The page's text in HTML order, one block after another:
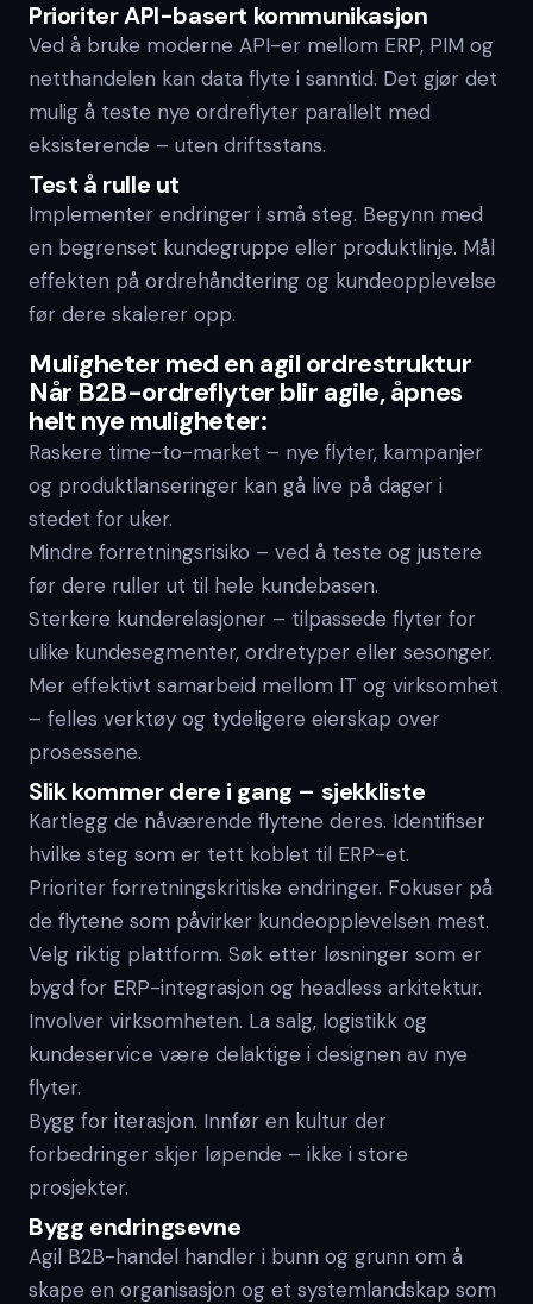
Prioriter API-basert kommunikasjon
Ved å bruke moderne API-er mellom ERP, PIM og
netthandelen kan data flyte i sanntid. Det gjør det
mulig å teste nye ordreflyter parallelt med
eksisterende – uten driftsstans.
Test å rulle ut
Implementer endringer i små steg. Begynn med
en begrenset kundegruppe eller produktlinje. Mål
effekten på ordrehåndtering og kundeopplevelse
før dere skalerer opp.
Muligheter med en agil ordrestruktur
Når B2B-ordreflyter blir agile, åpnes
helt nye muligheter:
Raskere time-to-market – nye flyter, kampanjer
og produktlanseringer kan gå live på dager i
stedet for uker.
Mindre forretningsrisiko – ved å teste og justere
før dere ruller ut til hele kundebasen.
Sterkere kunderelasjoner – tilpassede flyter for
ulike kundesegmenter, ordretyper eller sesonger.
Mer effektivt samarbeid mellom IT og virksomhet
– felles verktøy og tydeligere eierskap over
prosessene.
Slik kommer dere i gang – sjekkliste
Kartlegg de nåværende flytene deres. Identifiser
hvilke steg som er tett koblet til ERP-et.
Prioriter forretningskritiske endringer. Fokuser på
de flytene som påvirker kundeopplevelsen mest.
Velg riktig plattform. Søk etter løsninger som er
bygd for ERP-integrasjon og headless arkitektur.
Involver virksomheten. La salg, logistikk og
kundeservice være delaktige i designen av nye
flyter.
Bygg for iterasjon. Innfør en kultur der
forbedringer skjer løpende – ikke i store
prosjekter.
Bygg endringsevne
Agil B2B-handel handler i bunn og grunn om å
skape en organisasjon og et systemlandskap som